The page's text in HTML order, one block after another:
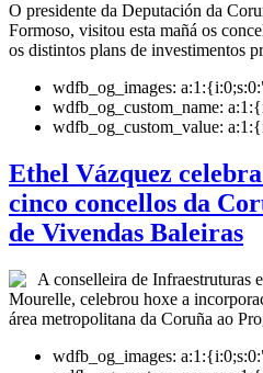
O presidente da Deputación da
Formoso, visitou esta mañá os
os distintos plans de investimentos
wdfb_og_images:
wdfb_og_custom_name:
wdfb_og_custom_value:
Ethel Vázquez
cinco concellos da
de Vivendas Baleiras
A conselleira de Infraestruturas
Mourelle, celebrou hoxe a
área metropolitana da Coruña ao
wdfb_og_images: